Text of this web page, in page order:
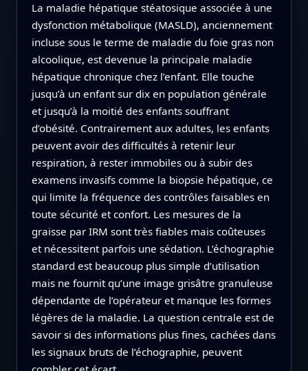
La maladie hépatique stéatosique associée à une
dysfonction métabolique (MASLD), anciennement
incluse sous le terme de maladie du foie gras non
alcoolique, est devenue la principale maladie
hépatique chronique chez l’enfant. Elle touche
jusqu’à un enfant sur dix en population générale
et jusqu’à la moitié des enfants souffrant
d’obésité. Contrairement aux adultes, les enfants
peuvent avoir des difficultés à retenir leur
respiration, à rester immobiles ou à subir des
examens invasifs comme la biopsie hépatique, ce
qui limite la fréquence des contrôles faisables en
toute sécurité et confort. Les mesures de la
graisse par IRM sont très fiables mais coûteuses
et nécessitent parfois une sédation. L’échographie
standard est beaucoup plus simple d’utilisation
mais ne fournit qu’une image grisâtre granuleuse
dépendante de l’opérateur et manque les formes
légères de la maladie. La question centrale est de
savoir si des informations plus fines, cachées dans
les signaux bruts de l’échographie, peuvent